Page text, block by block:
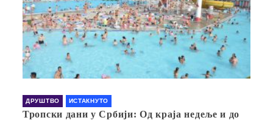
ДРУШТВО ИСТАКНУТО
Тропски дани у Србији: Од краја недеље и до